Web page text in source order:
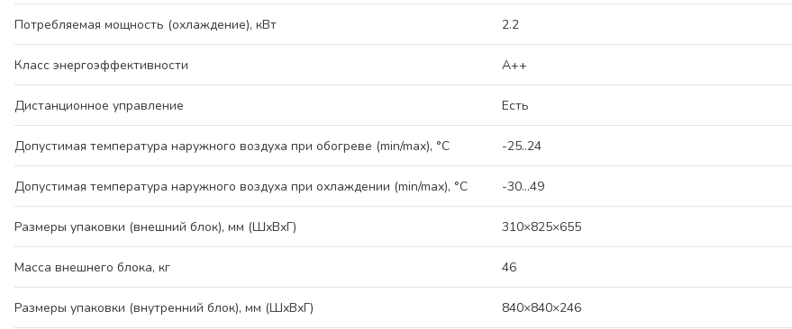
Потребляемая мощность (охлаждение), кВт 2.2
Класс энергоэффективности A++
Дистанционное управление Есть
Допустимая температура наружного воздуха при обогреве (min/max), °C -25..24
Допустимая температура наружного воздуха при охлаждении (min/max), °C -30...49
Размеры упаковки (внешний блок), мм (ШхВхГ) 310×825×655
Масса внешнего блока, кг 46
Размеры упаковки (внутренний блок), мм (ШхВхГ) 840×840×246